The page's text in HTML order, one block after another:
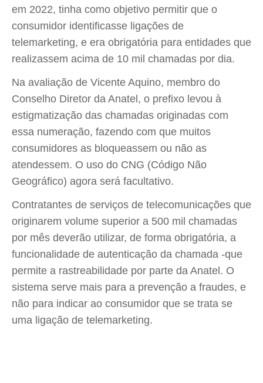
em 2022, tinha como objetivo permitir que o
consumidor identificasse ligações de
telemarketing, e era obrigatória para entidades que
realizassem acima de 10 mil chamadas por dia.
Na avaliação de Vicente Aquino, membro do
Conselho Diretor da Anatel, o prefixo levou à
estigmatização das chamadas originadas com
essa numeração, fazendo com que muitos
consumidores as bloqueassem ou não as
atendessem. O uso do CNG (Código Não
Geográfico) agora será facultativo.
Contratantes de serviços de telecomunicações que
originarem volume superior a 500 mil chamadas
por mês deverão utilizar, de forma obrigatória, a
funcionalidade de autenticação da chamada -que
permite a rastreabilidade por parte da Anatel. O
sistema serve mais para a prevenção a fraudes, e
não para indicar ao consumidor que se trata se
uma ligação de telemarketing.